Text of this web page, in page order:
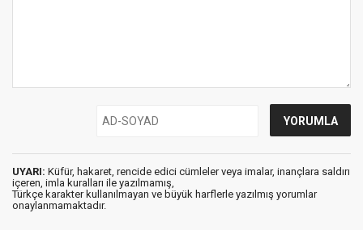
UYARI: Küfür, hakaret, rencide edici cümleler veya imalar, inançlara saldırı
içeren, imla kuralları ile yazılmamış,
Türkçe karakter kullanılmayan ve büyük harflerle yazılmış yorumlar
onaylanmamaktadır.